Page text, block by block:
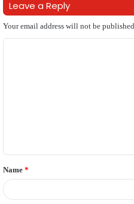
Leave a Reply
Your email address will not be published.
t
*
Name *